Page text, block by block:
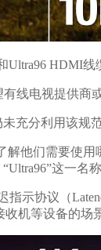
Ultra96 HDMI
线电视提供商
充分利用该规
他们需要使
这一名
示协议（
机等设备的场